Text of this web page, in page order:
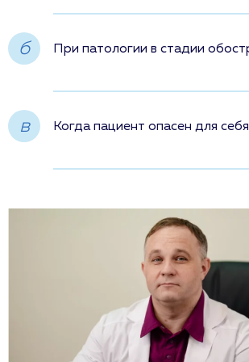
б При патологии в стадии
в Когда пациент опасен для